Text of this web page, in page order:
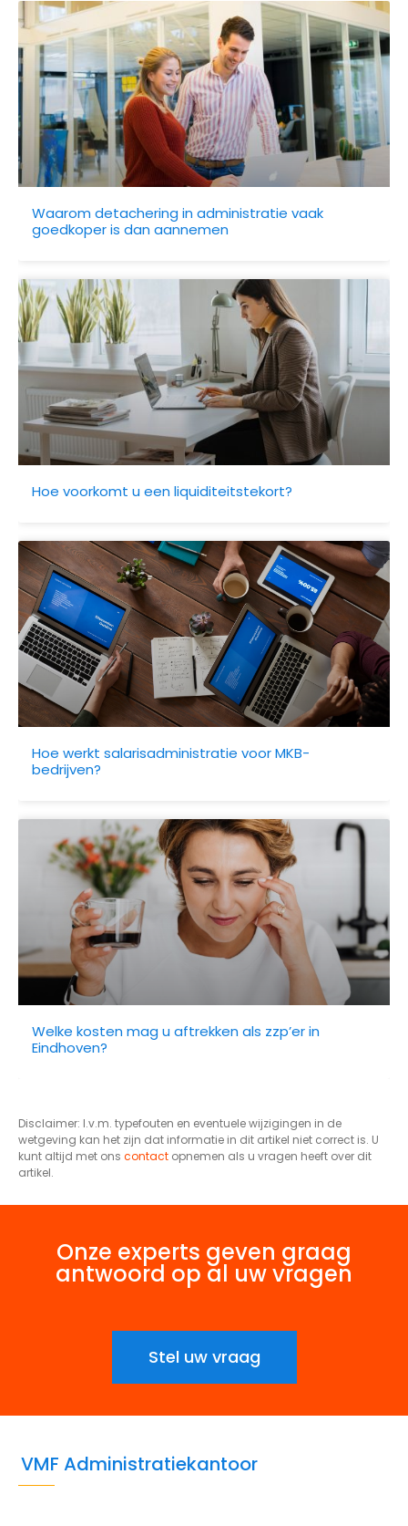
Waarom detachering in administratie vaak
goedkoper is dan aannemen
Hoe voorkomt u een liquiditeitstekort?
Hoe werkt salarisadministratie voor MKB-
bedrijven?
Welke kosten mag u aftrekken als zzp’er in
Eindhoven?
Disclaimer: I.v.m. typefouten en eventuele wijzigingen in de
wetgeving kan het zijn dat informatie in dit artikel niet correct is. U
kunt altijd met ons contact opnemen als u vragen heeft over dit
artikel.
Onze experts geven graag
antwoord op al uw vragen
Stel uw vraag
VMF Administratiekantoor